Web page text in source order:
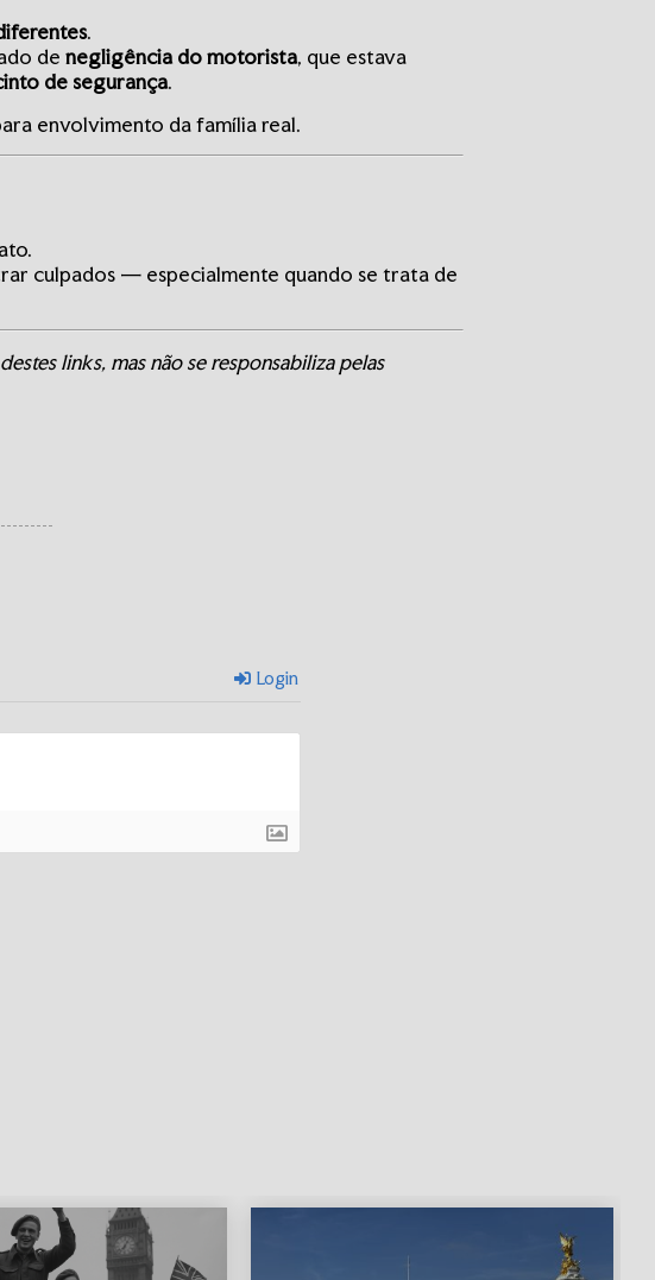
.
denegligência do motorista, que estava
de segurança.
envolvimento da família real.
culpados — especialmente quando se trata de
links, mas não se responsabiliza pelas
Login